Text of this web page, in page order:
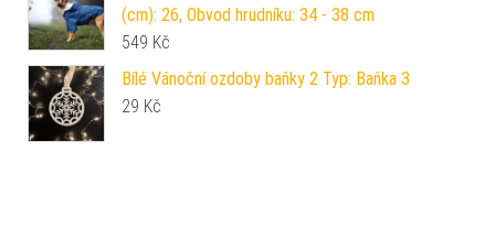
(cm): 26, Obvod hrudníku: 34 - 38 cm
549 Kč
Bílé Vánoční ozdoby baňky 2 Typ: Baňka 3
29 Kč